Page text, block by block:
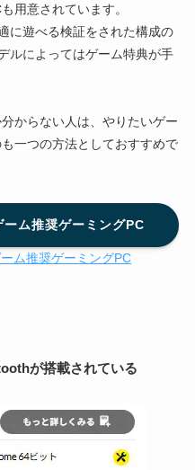
用意されています。
に遊べる検証をされた構成の
ルによってはゲーム特典が手
からない人は、やりたいゲー
一つの方法としておすすめで
ム推奨ゲーミングPC
ム推奨ゲーミングPC
が搭載されている